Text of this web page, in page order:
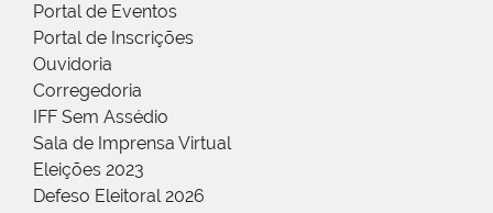
Portal de Eventos
Portal de Inscrições
Ouvidoria
Corregedoria
IFF Sem Assédio
Sala de Imprensa Virtual
Eleições 2023
Defeso Eleitoral 2026